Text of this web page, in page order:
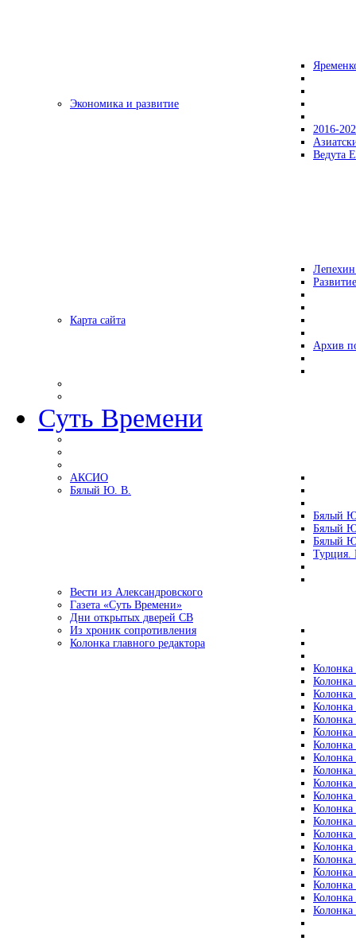
Экономика и развитие
2016-
Ведута
Карта сайта
Архив
Суть Времени
АКСИО
Бялый Ю. В.
Бялый
Бялый
Бялый
Турция.
Вести из Александровского
Газета «Суть Времени»
Дни открытых дверей СВ
Из хроник сопротивления
Колонка главного редактора
Колонка
Колонка
Колонка
Колонка
Колонка
Колонка
Колонка
Колонка
Колонка
Колонка
Колонка
Колонка
Колонка
Колонка
Колонка
Колонка
Колонка
Колонка
Колонка
Колонка